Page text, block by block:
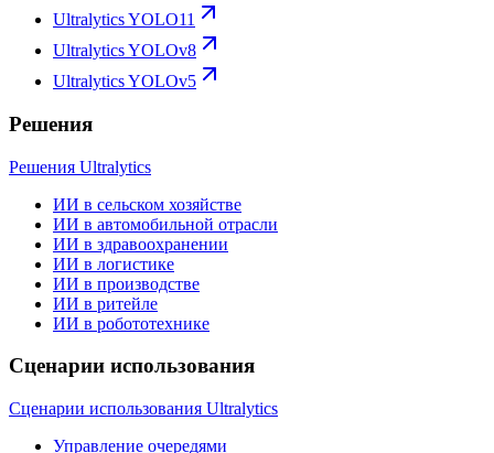
Ultralytics YOLO11
Ultralytics YOLOv8
Ultralytics YOLOv5
Решения
Решения Ultralytics
ИИ в сельском хозяйстве
ИИ в автомобильной отрасли
ИИ в здравоохранении
ИИ в логистике
ИИ в производстве
ИИ в ритейле
ИИ в робототехнике
Сценарии использования
Сценарии использования Ultralytics
Управление очередями